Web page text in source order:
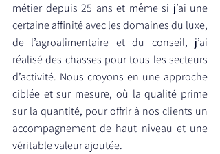
métier depuis 25 ans et même si j’ai une
certaine affinité avec les domaines du luxe,
de l’agroalimentaire et du conseil, j’ai
réalisé des chasses pour tous les secteurs
d’activité. Nous croyons en une approche
ciblée et sur mesure, où la qualité prime
sur la quantité, pour offrir à nos clients un
accompagnement de haut niveau et une
véritable valeur ajoutée.